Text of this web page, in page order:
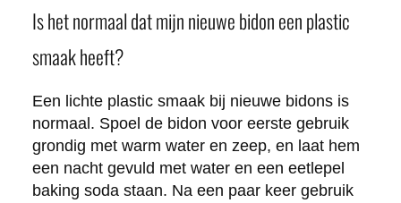
Is het normaal dat mijn nieuwe bidon een plastic
smaak heeft?
Een lichte plastic smaak bij nieuwe bidons is
normaal. Spoel de bidon voor eerste gebruik
grondig met warm water en zeep, en laat hem
een nacht gevuld met water en een eetlepel
baking soda staan. Na een paar keer gebruik